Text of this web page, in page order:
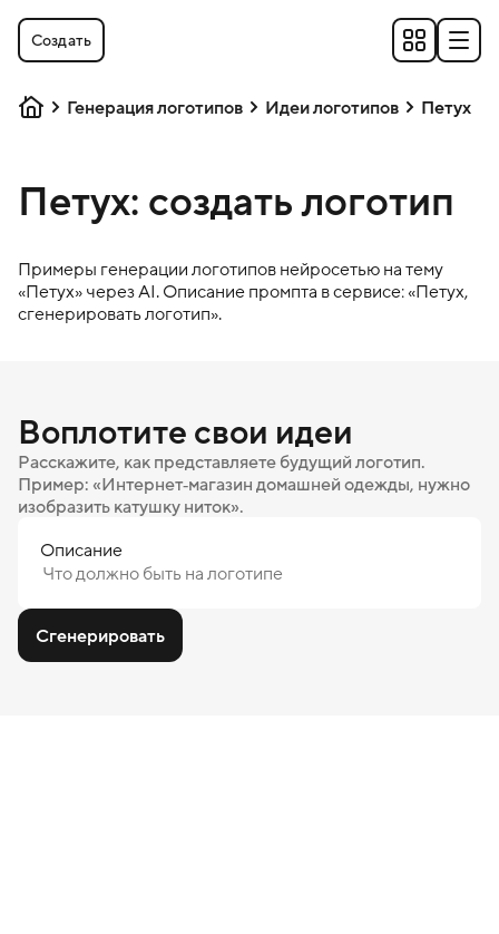
Создать
Генерация логотипов Идеи логотипов Петух
Петух: создать логотип
Примеры генерации логотипов нейросетью на тему
«Петух» через AI. Описание промпта в сервисе: «Петух,
сгенерировать логотип».
Воплотите свои идеи
Расскажите, как представляете будущий логотип.
Пример: «Интернет‑магазин домашней одежды, нужно
изобразить катушку ниток».
Описание
Сгенерировать